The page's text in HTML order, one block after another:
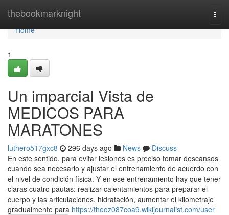
thebookmarknight
Home
Home
1
Un imparcial Vista de
MEDICOS PARA
MARATONES
luthero517gxc8 296 days ago News
Discuss
En este sentido, para evitar lesiones es preciso tomar descansos
cuando sea necesario y ajustar el entrenamiento de acuerdo con
el nivel de condición física. Y en ese entrenamiento hay que tener
claras cuatro pautas: realizar calentamientos para preparar el
cuerpo y las articulaciones, hidratación, aumentar el kilometraje
gradualmente para https://theoz087coa9.wikijournalist.com/user